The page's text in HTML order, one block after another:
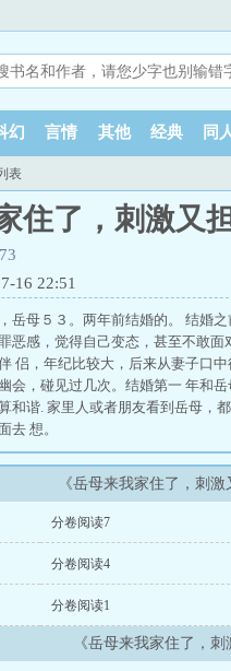
幻 言情 其他 经典 同
表
住了，刺激又
16 22:51
岳母５３。两年前结婚的。 结婚
恶感，觉得自己变态，甚至不敢
侣，年纪比较大，后来从妻子口
会，碰见过几次。结婚第一 年和
和谐. 家里人或者朋友看到岳母，
去 想。
《岳母来我家住了，刺
分卷阅读7
分卷阅读4
分卷阅读1
《岳母来我家住了，